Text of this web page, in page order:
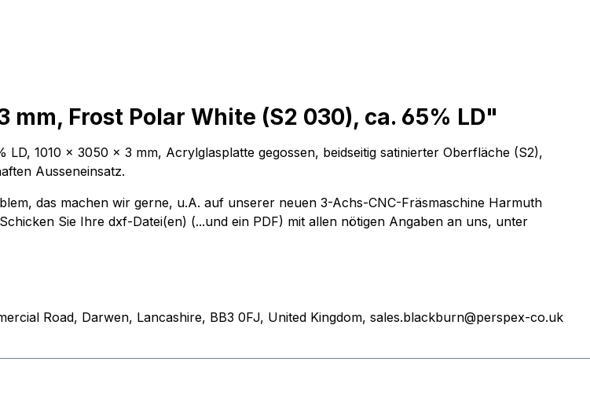
mm, Frost Polar White (S2 030), ca. 65% LD"
1010 x 3050 x 3 mm, Acrylglasplatte gegossen, beidseitig satinierter Oberfläche (S2),
Ausseneinsatz.
das machen wir gerne, u.A. auf unserer neuen 3-Achs-CNC-Fräsmaschine Harmuth
Sie Ihre dxf-Datei(en) (...und ein PDF) mit allen nötigen Angaben an uns, unter
Road, Darwen, Lancashire, BB3 0FJ, United Kingdom, sales.blackburn@perspex-co.uk